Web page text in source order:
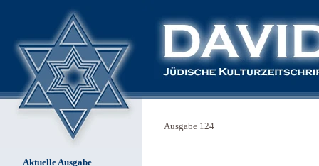
Aktuelle Ausgabe
Ausgabe 124